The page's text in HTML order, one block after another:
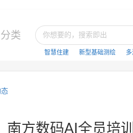
分类
智慧住建 新型基础测绘
态
南方数码AI全员培